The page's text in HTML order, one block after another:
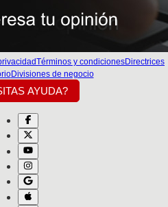
Términos y condicionesDirectrices
Divisiones de negocio
AYUDA?